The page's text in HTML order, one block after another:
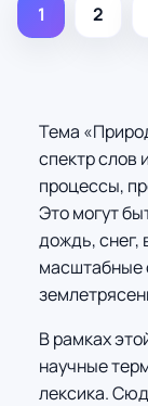
1 2
Тема
спектр
процессы,
Это могут
дождь, снег,
масштабные
В рамках
научные
лексика.